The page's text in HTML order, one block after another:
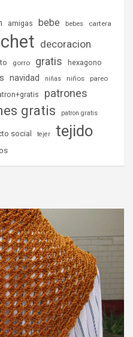
amigas bebe bebes cartera
decoracion
gorro gratis hexagono
navidad niñas niños pareo
patrones
gratis patron gratis
social tejer tejido